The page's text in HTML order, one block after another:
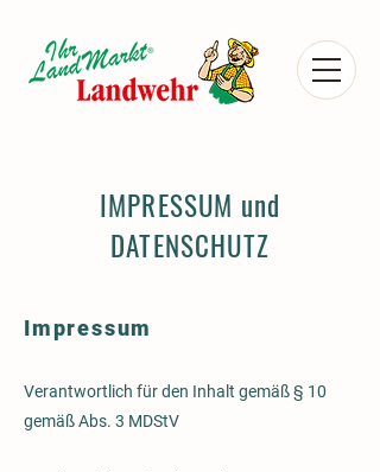
IMPRESSUM und
DATENSCHUTZ
Impressum
Verantwortlich für den Inhalt gemäß § 10
gemäß Abs. 3 MDStV